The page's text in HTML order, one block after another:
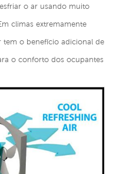
o ar usando muito
climas extremamente
tem o benefício adicional de
o conforto dos ocupantes